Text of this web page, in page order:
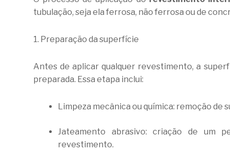
tubulação, seja ela ferrosa, não ferrosa ou de
1. Preparação da superfície
Antes de aplicar qualquer revestimento, a
preparada. Essa etapa inclui:
Limpeza mecânica ou química: remoção de
Jateamento abrasivo: criação de um
revestimento.